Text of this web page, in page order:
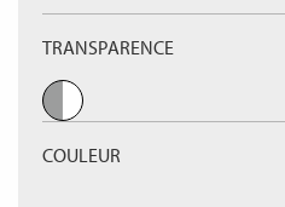
TRANSPARENCE
COULEUR